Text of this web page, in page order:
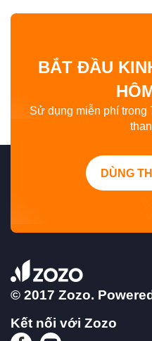
BẮT ĐẦU
Sử dụng miễn phí trong
DÙNG
© 2017 Zozo.
Kết nối với Zozo